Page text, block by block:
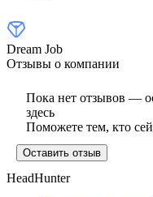
Dream Job
Отзывы о компании
Пока нет отзывов —
здесь
Поможете тем, кто
Оставить отзыв
HeadHunter